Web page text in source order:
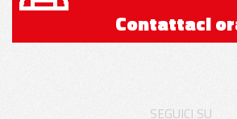
Contattaci
SEGUICI SU